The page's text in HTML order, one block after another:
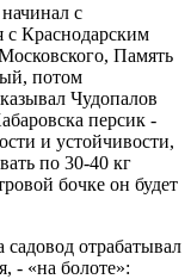
с
с Краснодарским
Память
потом
Чудопалов
персик -
и устойчивости,
по 30-40 кг
бочке он будет
отрабатывал
- «на болоте»: